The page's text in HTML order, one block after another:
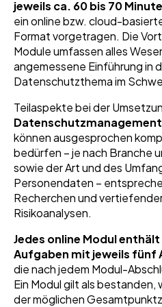
Spannungsfeld zwischen
Innovation und
zu können. Modul NEUN
bezogene
einzuordnen und in der
zu handeln.
jeweils ca. 60 bis 70
ein online bzw. cloud-
Format vorgetragen. Die
Module umfassen alles
angemessene Einführung in
Datenschutzthema im
Teilaspekte bei der
können ausgesprochen
bedürfen – je nach Branche
sowie der Art und des
Personendaten –
Recherchen und
Risikoanalysen.
Jedes online Modul
Aufgaben mit jeweils
die nach jedem Modul-
Ein Modul gilt als
der möglichen